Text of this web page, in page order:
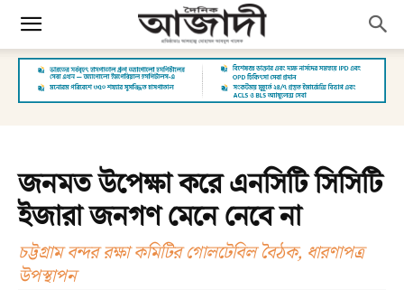
জনমত উপেক্ষা করে এনসিটি সিসিটি
ইজারা জনগণ মেনে নেবে না
চট্টগ্রাম বন্দর রক্ষা কমিটির গোলটেবিল বৈঠক, ধারণাপত্র
উপস্থাপন